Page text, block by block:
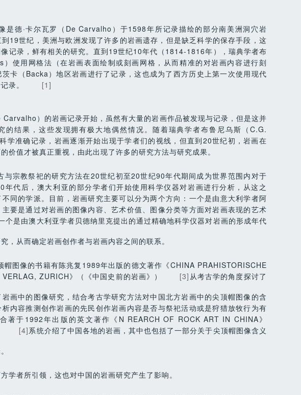
是德·卡尔瓦罗（De Carvalho）于1598年所记录描绘的部分南美洲洞穴岩
19世纪，美洲与欧洲发现了许多的岩画遗存，但是缺乏科学的保存手段，这
记录，鲜有相关的研究。直到19世纪10年代（1814-1816年），瑞典学者布
使用网格法（在岩画表面绘制或刻画网格，从而精准的对岩画内容进行刻
卡（Backa）地区岩画进行了记录，这也成为了西方历史上第一次使用现代
录。
[1]
Carvalho）的岩画记录开始，虽然有大量的岩画作品被发现与记录，但是这并
的结果，这些发现拥有极大地偶然情况。随着瑞典学者布鲁尼乌斯（C.G.
学准确记录，岩画逐渐开始出现于学者们的视线，但直到20世纪初，岩画在
价值才被真正重视，由此出现了许多的研究方法与研究成果。
与宗教祭祀的研究方法在20世纪初至20世纪90年代期间成为世界范围内对于
年代后，澳大利亚的部分学者们开始使用科学仪器对岩画进行分析，从这之
同的学派。目前，岩画研究主要可以分为两个方向：一个是由意大利学者阿
要是通过对岩画的图像内容、艺术价值、图像分类等方面对岩画表现的艺术
个是由澳大利亚学者贝德纳里克提出的通过精确地科学仪器对岩画的形成年代
，从而确定岩画创作者与岩画内容之间的联系。
帽图像的书籍有陈兆复1989年出版的德文著作《CHINA PRAHISTORISCHE
ZURICH》（《中国史前的岩画》）
[3] 从考古学的角度探讨了
画中的图像研究，结合考古学研究方法对中国北方岩画中的尖顶帽图像的含
内容推测创作岩画的先民创作岩画内容是否与祭祀活动或是狩猎放牧行为有
著于1992年出版的英文著作《N REARCH OF ROCK ART IN CHINA》
[4]系统介绍了中国各地的岩画，其中也包括了一部分关于尖顶帽图像含义
学者所引领，这也对中国的岩画研究产生了影响。